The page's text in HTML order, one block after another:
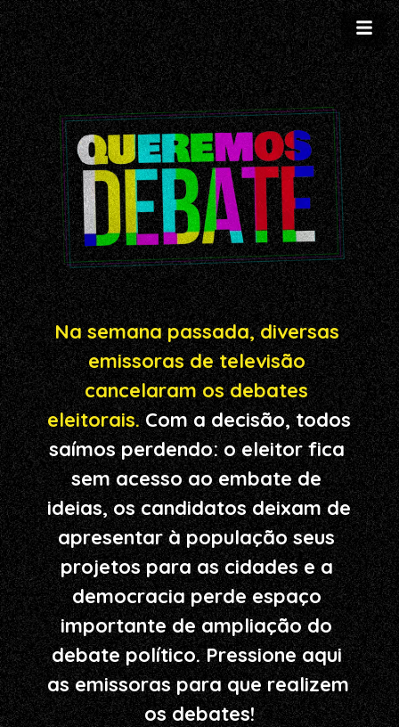
Na semana passada, diversas
emissoras de televisão
cancelaram os debates
eleitorais. Com a decisão, todos
saímos perdendo: o eleitor fica
sem acesso ao embate de
ideias, os candidatos deixam de
apresentar à população seus
projetos para as cidades e a
democracia perde espaço
importante de ampliação do
debate político. Pressione aqui
as emissoras para que realizem
os debates!